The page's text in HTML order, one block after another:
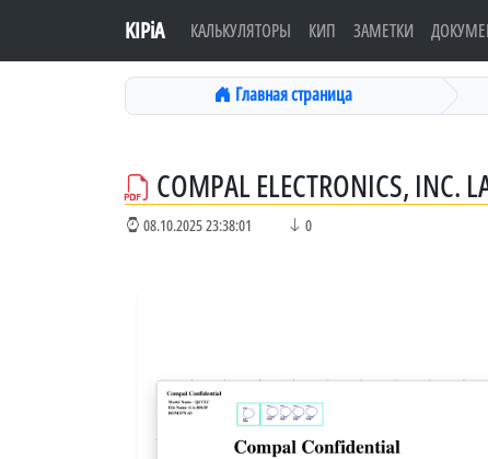
KIPiA КАЛЬКУЛЯТОРЫ КИП ЗАМЕТКИ
Главная страница
COMPAL ELECTRONICS, INC.
08.10.2025 23:38:01 0